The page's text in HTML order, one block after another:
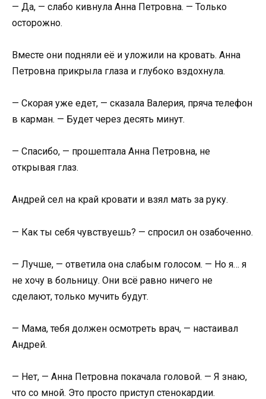
— Да, — слабо кивнула Анна Петровна. — Только
осторожно.
Вместе они подняли её и уложили на кровать. Анна
Петровна прикрыла глаза и глубоко вздохнула.
— Скорая уже едет, — сказала Валерия, пряча телефон
в карман. — Будет через десять минут.
— Спасибо, — прошептала Анна Петровна, не
открывая глаз.
Андрей сел на край кровати и взял мать за руку.
— Как ты себя чувствуешь? — спросил он озабоченно.
— Лучше, — ответила она слабым голосом. — Но я… я
не хочу в больницу. Они всё равно ничего не
сделают, только мучить будут.
— Мама, тебя должен осмотреть врач, — настаивал
Андрей.
— Нет, — Анна Петровна покачала головой. — Я знаю,
что со мной. Это просто приступ стенокардии.